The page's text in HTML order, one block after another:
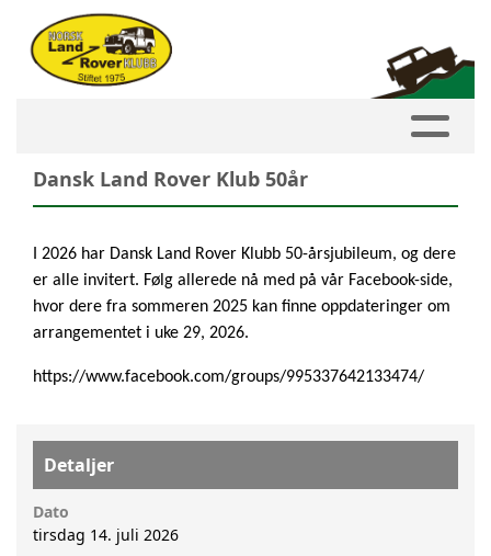
Dansk Land Rover Klub 50år
I 2026 har Dansk Land Rover Klubb 50-årsjubileum, og dere
er alle invitert. Følg allerede nå med på vår Facebook-side,
hvor dere fra sommeren 2025 kan finne oppdateringer om
arrangementet i uke 29, 2026.
https://www.facebook.com/groups/995337642133474/
Detaljer
Dato
tirsdag 14. juli 2026